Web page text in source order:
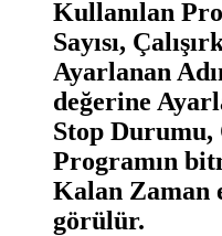
Kullanılan
Sayısı,
Ayarlanan
değerine
Stop Durumu,
Programın
Kalan Zaman
görülür.